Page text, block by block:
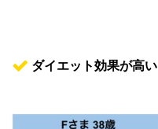
ダイエット効果が高い